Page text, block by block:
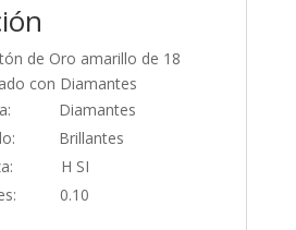
de Oro amarillo de 18
con Diamantes
Diamantes
Brillantes
H SI
0.10